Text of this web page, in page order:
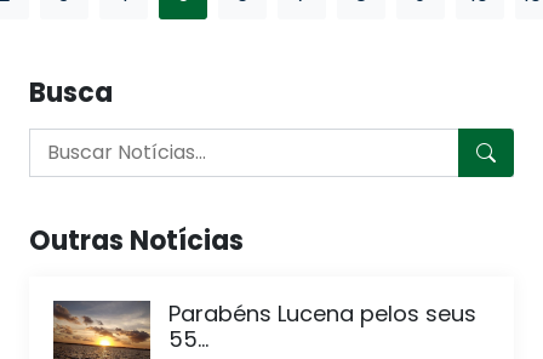
Busca
Outras Notícias
Parabéns Lucena pelos seus
55...